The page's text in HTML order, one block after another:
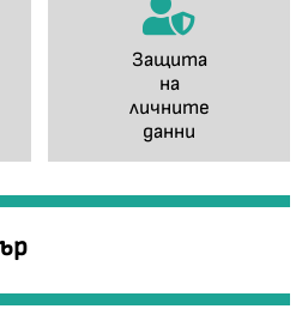
Защита
на
личните
данни